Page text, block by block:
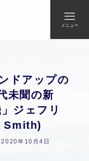
メニュー
ドアップの
未聞の新
ジェフリ
Smith)
2020年10月4日